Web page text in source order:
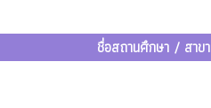
ชื่อสถานศึกษา / สาขา